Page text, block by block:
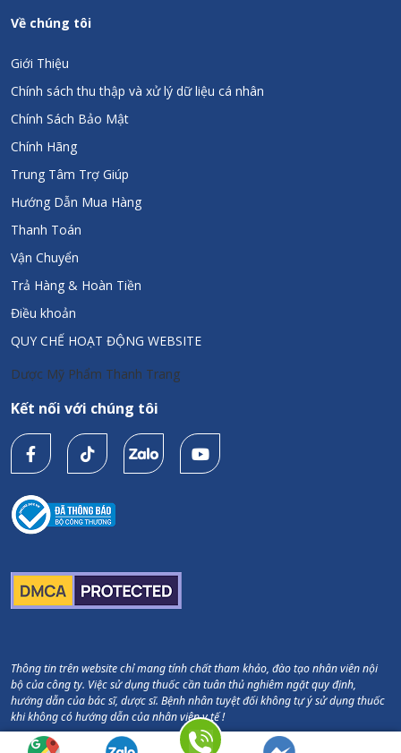
Về chúng tôi
Giới Thiệu
Chính sách thu thập và xử lý dữ liệu cá nhân
Chính Sách Bảo Mật
Chính Hãng
Trung Tâm Trợ Giúp
Hướng Dẫn Mua Hàng
Thanh Toán
Vận Chuyển
Trả Hàng & Hoàn Tiền
Điều khoản
QUY CHẾ HOẠT ĐỘNG WEBSITE
Dược Mỹ Phẩm Thanh Trang
Kết nối với chúng tôi
Thông tin trên website chỉ mang tính chất tham khảo, đào tạo nhân viên nội
bộ của công ty. Việc sử dụng thuốc cần tuân thủ nghiêm ngặt quy định,
hướng dẫn của bác sĩ, dược sĩ. Bệnh nhân tuyệt đối không tự ý sử dụng thuốc
khi không có hướng dẫn của nhân viên y tế !